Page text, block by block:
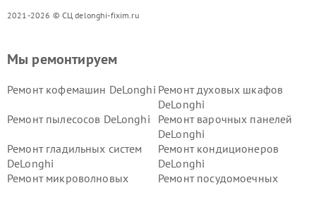
2021-2026 © СЦ delonghi-fixim.ru
Мы ремонтируем
Ремонт кофемашин DeLonghi Ремонт духовых шкафов
DeLonghi
Ремонт пылесосов DeLonghi
Ремонт варочных панелей
DeLonghi
Ремонт гладильных систем
DeLonghi
Ремонт кондиционеров
DeLonghi
Ремонт микроволновых
Ремонт посудомоечных